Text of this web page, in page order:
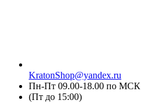
KratonShop@yandex.ru
Пн-Пт 09.00-18.00 по МСК
(Пт до 15:00)